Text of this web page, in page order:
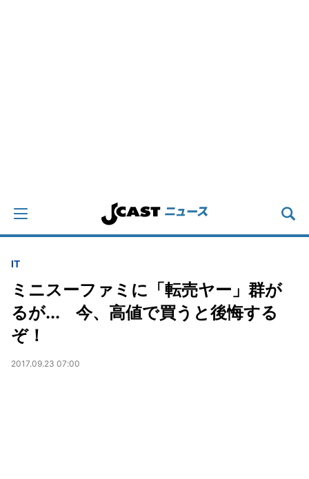
IT
ミニスーファミに「転売ヤー」群が
るが... 今、高値で買うと後悔する
ぞ！
2017.09.23 07:00